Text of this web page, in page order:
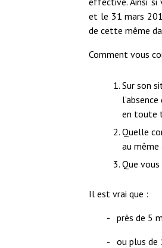
et le 31 mars
de cette même
Comment vous
Sur son
en toute
Quelle
au
Que
Il est vrai que :
- près de 5
- ou plus de